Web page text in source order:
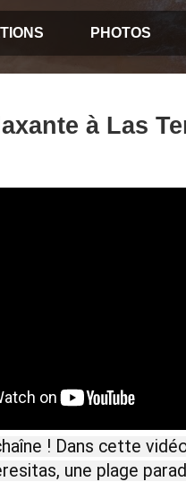
PHOTOS
à Las
! Dans cette
une plage